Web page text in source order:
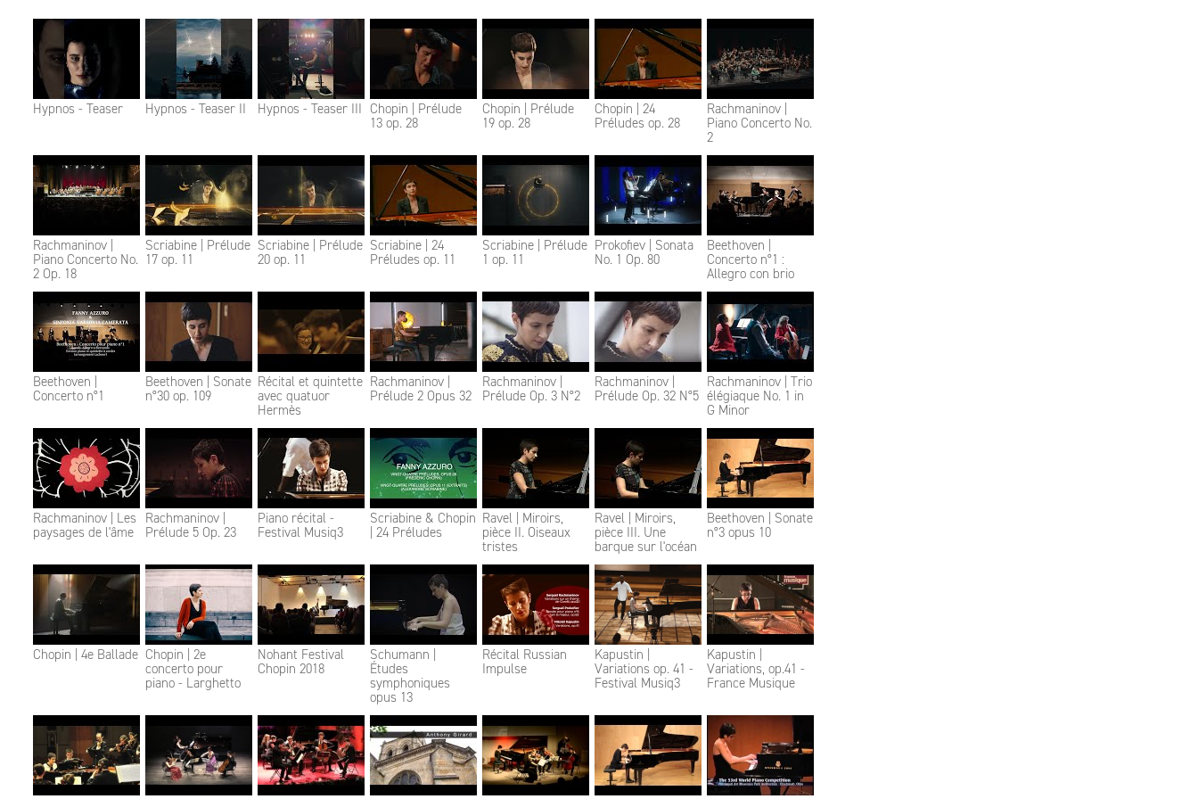
Hypnos - Teaser Hypnos - Teaser II Hypnos - Teaser III Chopin | Prélude
13 op. 28
Chopin | Prélude
19 op. 28
Chopin | 24
Préludes op. 28
Rachmaninov |
Piano Concerto No.
2
Rachmaninov |
Piano Concerto No.
2 Op. 18
Scriabine | Prélude
17 op. 11
Scriabine | Prélude
20 op. 11
Scriabine | 24
Préludes op. 11
Scriabine | Prélude
1 op. 11
Prokofiev | Sonata
No. 1 Op. 80
Beethoven |
Concerto n°1 :
Allegro con brio
Beethoven |
Concerto n°1
Beethoven | Sonate
n°30 op. 109
Récital et quintette
avec quatuor
Hermès
Rachmaninov |
Prélude 2 Opus 32
Rachmaninov |
Prélude Op. 3 N°2
Rachmaninov |
Prélude Op. 32 N°5
Rachmaninov | Trio
élégiaque No. 1 in
G Minor
Rachmaninov | Les
paysages de l'âme
Rachmaninov |
Prélude 5 Op. 23
Piano récital -
Festival Musiq3
Scriabine & Chopin
| 24 Préludes
Ravel | Miroirs,
pièce II. Oiseaux
tristes
Ravel | Miroirs,
pièce III. Une
barque sur l'océan
Beethoven | Sonate
n°3 opus 10
Chopin | 4e Ballade Chopin | 2e
concerto pour
piano - Larghetto
Nohant Festival
Chopin 2018
Schumann |
Études
symphoniques
opus 13
Récital Russian
Impulse
Kapustin |
Variations op. 41 -
Festival Musiq3
Kapustin |
Variations, op.41 -
France Musique